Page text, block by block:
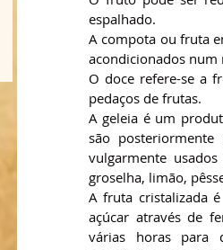
espalhado.
A compota ou fruta
acondicionados num
O doce refere-se a
pedaços de frutas.
A geleia é um
são
vulgarmente
groselha, limão,
A fruta cristalizada
açúcar através de
várias horas para